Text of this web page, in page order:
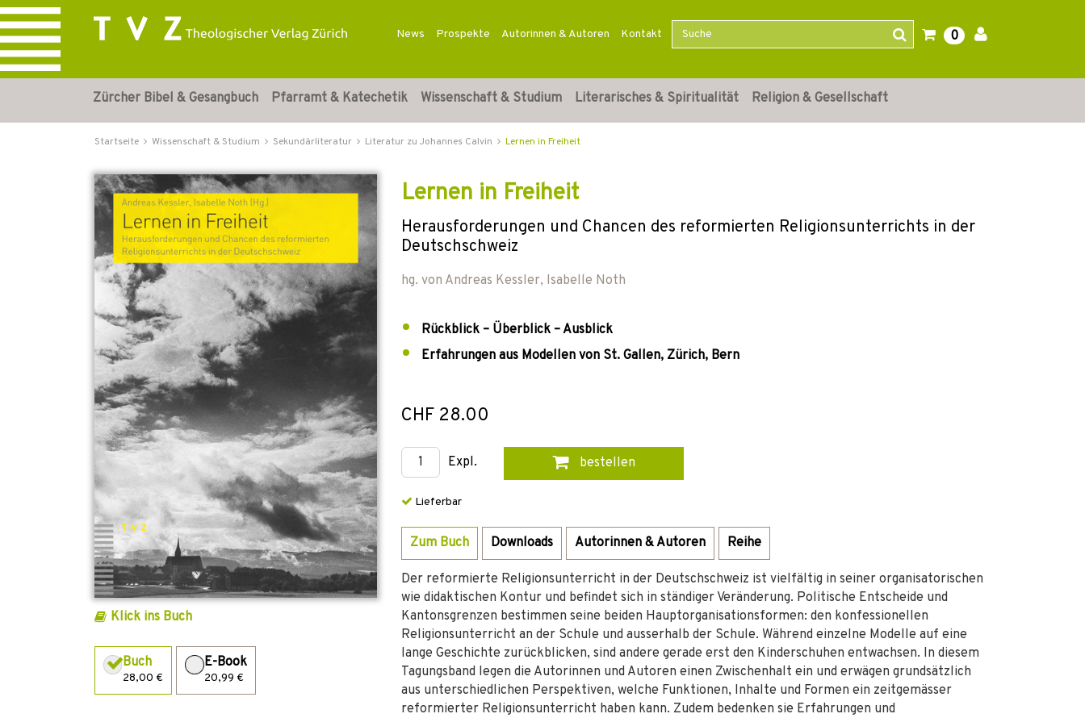
News Prospekte Autorinnen & Autoren Kontakt 0
Zürcher Bibel & Gesangbuch Pfarramt & Katechetik Wissenschaft & Studium Literarisches & Spiritualität Religion & Gesellschaft
Startseite Wissenschaft & Studium Sekundärliteratur Literatur zu Johannes Calvin Lernen in Freiheit
Klick ins Buch
Buch
28,00 €
E-Book
20,99 €
Lernen in Freiheit
Herausforderungen und Chancen des reformierten Religionsunterrichts in der
Deutschschweiz
hg. von Andreas Kessler, Isabelle Noth
Rückblick – Überblick – Ausblick
Erfahrungen aus Modellen von St. Gallen, Zürich, Bern
CHF 28.00
Expl. bestellen
Lieferbar
Zum Buch Downloads Autorinnen & Autoren Reihe
Der reformierte Religionsunterricht in der Deutschschweiz ist vielfältig in seiner organisatorischen
wie didaktischen Kontur und befindet sich in ständiger Veränderung. Politische Entscheide und
Kantonsgrenzen bestimmen seine beiden Hauptorganisationsformen: den konfessionellen
Religionsunterricht an der Schule und ausserhalb der Schule. Während einzelne Modelle auf eine
lange Geschichte zurückblicken, sind andere gerade erst den Kinderschuhen entwachsen. In diesem
Tagungsband legen die Autorinnen und Autoren einen Zwischenhalt ein und erwägen grundsätzlich
aus unterschiedlichen Perspektiven, welche Funktionen, Inhalte und Formen ein zeitgemässer
reformierter Religionsunterricht haben kann. Zudem bedenken sie Erfahrungen und